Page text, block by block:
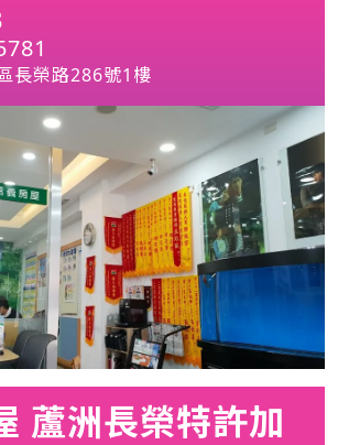
長榮路286號1樓
蘆洲長榮特許加